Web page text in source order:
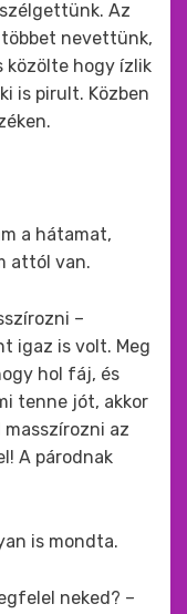
Az
nevettünk,
közölte hogy ízlik
is pirult. Közben
a hátamat,
attól van.
–
igaz is volt. Meg
hol fáj, és
tenne jót, akkor
az
A párodnak
is mondta.
neked? –